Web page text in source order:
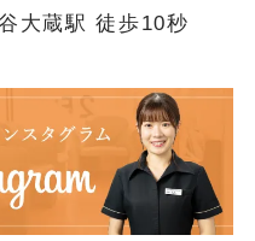
大蔵駅 徒歩10秒